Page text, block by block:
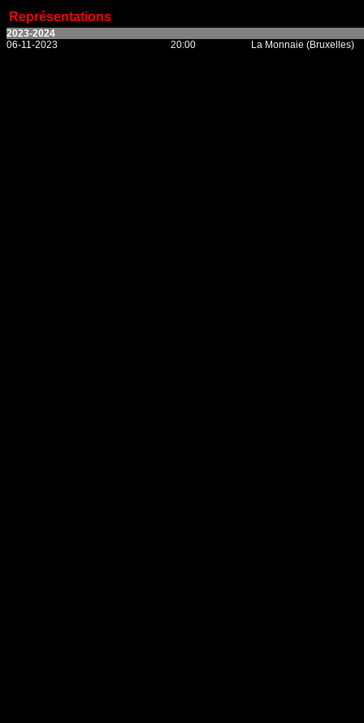
Représentations
2023-2024
06-11-2023
20:00 La Monnaie (Bruxelles)